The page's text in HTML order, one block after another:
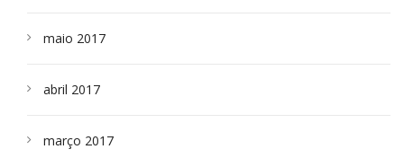
maio 2017
abril 2017
março 2017